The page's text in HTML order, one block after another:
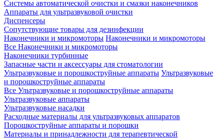
Системы автоматической очистки и смазки наконечников
Аппараты для ультразвуковой очистки
Диспенсеры
Сопутствующие товары для дезинфекции
Наконечники и микромоторы Наконечники и микромоторы
Все Наконечники и микромоторы
Наконечники турбинные
Запасные части и аксессуары для стоматологии
Ультразвуковые и порошкоструйные аппараты Ультразвуковые
и порошкоструйные аппараты
Все Ультразвуковые и порошкоструйные аппараты
Ультразвуковые аппараты
Ультразвуковые насадки
Расходные материалы для ультразвуковых аппаратов
Порошкоструйные аппараты и порошки
Материалы и принадлежности для терапевтической